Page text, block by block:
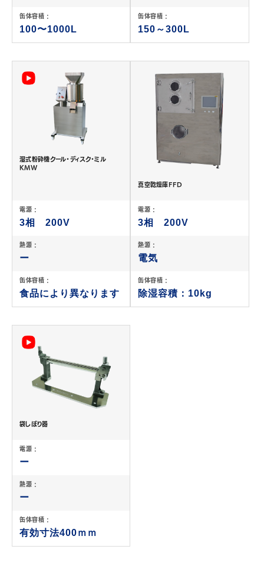
缶体容積 :
100〜1000L
缶体容積 :
150～300L
湿式粉砕機クール・ディスク・ミル
KMW
電源 :
3相 200V
熱源 :
ー
缶体容積 :
食品により異なります
真空乾燥庫FFD
電源 :
3相 200V
熱源 :
電気
缶体容積 :
除湿容積：10kg
袋しぼり器
電源 :
ー
熱源 :
ー
缶体容積 :
有効寸法400ｍｍ